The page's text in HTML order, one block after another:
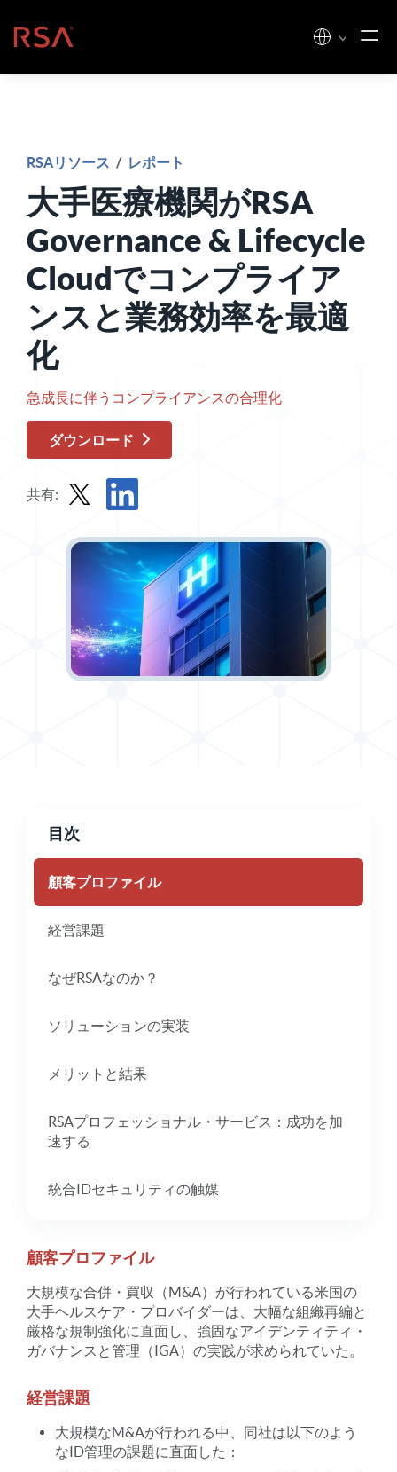
ホーム
RSAリソース / レポート
大手医療機関がRSA
Governance & Lifecycle
Cloudでコンプライア
ンスと業務効率を最適
化
急成長に伴うコンプライアンスの合理化
ダウンロード
共有:
目次
顧客プロファイル
経営課題
なぜRSAなのか？
ソリューションの実装
メリットと結果
RSAプロフェッショナル・サービス：成功を加
速する
統合IDセキュリティの触媒
顧客プロファイル
大規模な合併・買収（M&A）が行われている米国の
大手ヘルスケア・プロバイダーは、大幅な組織再編と
厳格な規制強化に直面し、強固なアイデンティティ・
ガバナンスと管理（IGA）の実践が求められていた。
経営課題
大規模なM&Aが行われる中、同社は以下のよう
なID管理の課題に直面した：